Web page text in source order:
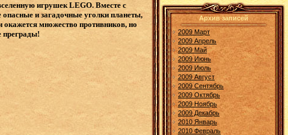
игрушек LEGO. Вместе с
и загадочные уголки планеты,
множество противников, но
преграды!
Архив записей
2009 Март
2009 Апрель
2009 Май
2009 Июнь
2009 Июль
2009 Август
2009 Сентябрь
2009 Октябрь
2009 Ноябрь
2009 Декабрь
2010 Январь
2010 Февраль